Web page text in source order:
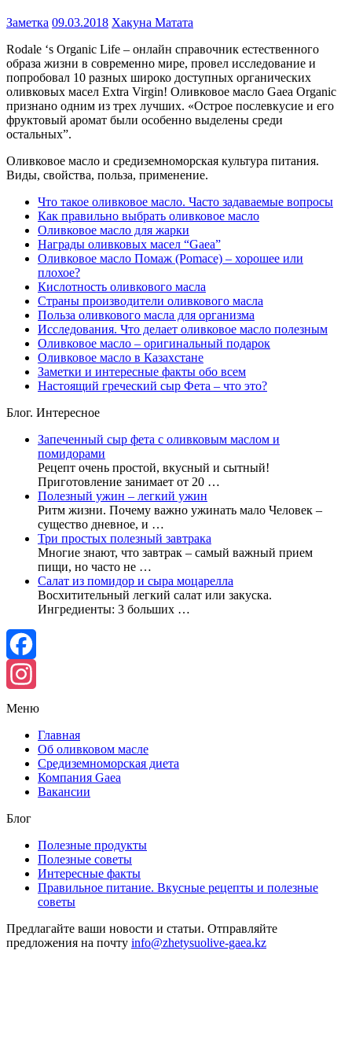
Заметка 09.03.2018 Хакуна Матата
Rodale ‘s Organic Life – онлайн справочник естественного
образа жизни в современно мире, провел исследование и
попробовал 10 разных широко доступных органических
оливковых масел Extra Virgin! Оливковое масло Gaea Organic
признано одним из трех лучших. «Острое послевкусие и его
фруктовый аромат были особенно выделены среди
остальных”.
Оливковое масло и средиземноморская культура питания.
Виды, свойства, польза, применение.
Что такое оливковое масло. Часто задаваемые вопросы
Как правильно выбрать оливковое масло
Оливковое масло для жарки
Награды оливковых масел “Gaea”
Оливковое масло Помаж (Pomace) – хорошее или
плохое?
Кислотность оливкового масла
Страны производители оливкового масла
Польза оливкового масла для организма
Исследования. Что делает оливковое масло полезным
Оливковое масло – оригинальный подарок
Оливковое масло в Казахстане
Заметки и интересные факты обо всем
Настоящий греческий сыр Фета – что это?
Блог. Интересное
Запеченный сыр фета с оливковым маслом и
помидорами
Рецепт очень простой, вкусный и сытный!
Приготовление занимает от 20 …
Полезный ужин – легкий ужин
Ритм жизни. Почему важно ужинать мало Человек –
существо дневное, и …
Три простых полезный завтрака
Многие знают, что завтрак – самый важный прием
пищи, но часто не …
Салат из помидор и сыра моцарелла
Восхитительный легкий салат или закуска.
Ингредиенты: 3 больших …
Facebook
Instagram
Меню
Главная
Об оливковом масле
Средиземноморская диета
Компания Gaea
Вакансии
Блог
Полезные продукты
Полезные советы
Интересные факты
Правильное питание. Вкусные рецепты и полезные
советы
Предлагайте ваши новости и статьи. Отправляйте
предложения на почту info@zhetysuolive-gaea.kz